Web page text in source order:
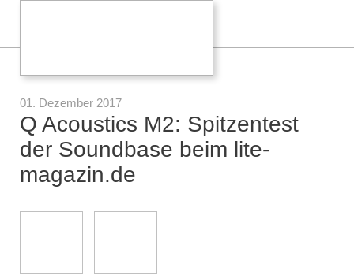
01. Dezember 2017
Q Acoustics M2: Spitzentest
der Soundbase beim lite-
magazin.de